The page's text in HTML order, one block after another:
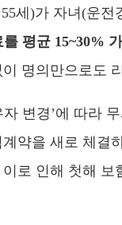
세)가 자녀(운
를 평균 15~30%
명의만으로도
변경’에 따라
약을 새로 체결
로 인해 첫해